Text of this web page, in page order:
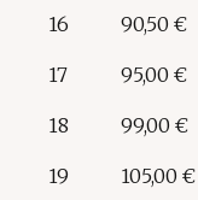
16 90,50 €
17 95,00 €
18 99,00 €
19 105,00 €